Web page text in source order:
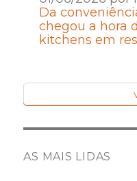
Da
chegou a hora
kitchens em
AS MAIS LIDAS